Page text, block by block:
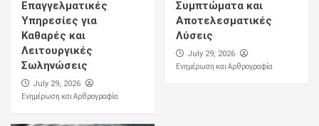
Επαγγελματικές
Υπηρεσίες για
Καθαρές και
Λειτουργικές
Σωληνώσεις
July 29, 2026
Ενημέρωση και Αρθρογραφία
Συμπτώματα και
Αποτελεσματικές
Λύσεις
July 29, 2026
Ενημέρωση και Αρθρογραφία